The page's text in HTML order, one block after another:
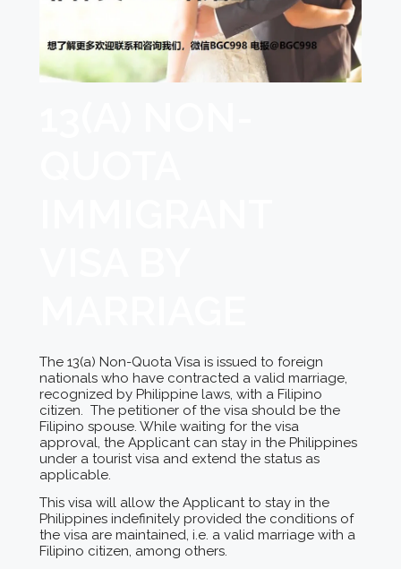
The 13(a) Non-Quota Visa is issued to foreign
nationals who have contracted a valid marriage,
recognized by Philippine laws, with a Filipino
citizen. The petitioner of the visa should be the
Filipino spouse. While waiting for the visa
approval, the Applicant can stay in the Philippines
under a tourist visa and extend the status as
applicable.
This visa will allow the Applicant to stay in the
Philippines indefinitely provided the conditions of
the visa are maintained, i.e. a valid marriage with a
Filipino citizen, among others.